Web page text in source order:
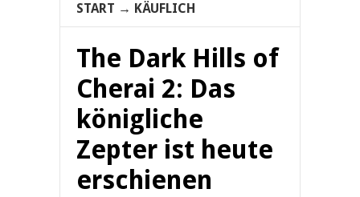
START → KÄUFLICH
The Dark Hills of
Cherai 2: Das
königliche
Zepter ist heute
erschienen